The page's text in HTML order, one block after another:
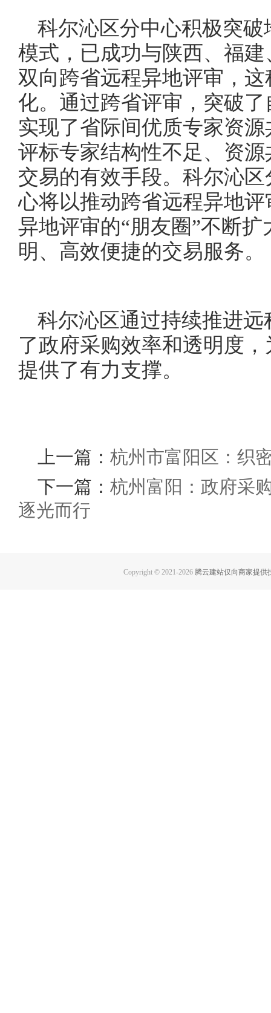
科尔沁区分中心积极突
模式，已成功与陕西、福
双向跨省远程异地评审，
化。通过跨省评审，突破
实现了省际间优质专家资
评标专家结构性不足、资
交易的有效手段。科尔沁
心将以推动跨省远程异地
异地评审的“朋友圈”不断
明、高效便捷的交易服务。
科尔沁区通过持续推进
了政府采购效率和透明度
提供了有力支撑。
上一篇： 杭州市富阳区：织
下一篇： 杭州富阳：政府采
逐光而行
Copyright © 2021-2026 腾云建站仅向商家提供